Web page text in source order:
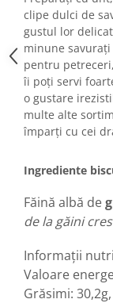
Turta dulce
Turta dulce cu nuci
Turta dulce de
Turta dulce cu
Croissant
Croissant Duofino
Croissant cu maia
Boromele
Cornulete fragede
Pasca
Pasca Fresh
Cereale
Paine
clipe dulci de
gustul lor
minune
pentru
îi poți servi
o gustare
multe alte
împarți cu cei
Ingrediente
Făină albă de
de la găini
Informații
Valoare
Grăsimi: 30,2g,